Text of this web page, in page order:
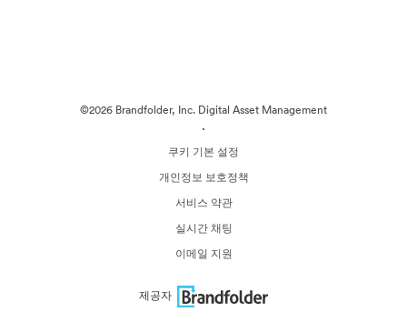
©2026 Brandfolder, Inc. Digital Asset Management
·
쿠키 기본 설정
개인정보 보호정책
서비스 약관
실시간 채팅
이메일 지원
제공자